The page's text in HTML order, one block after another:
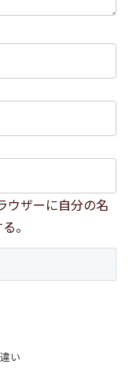
ウザーに自分の名
。
い